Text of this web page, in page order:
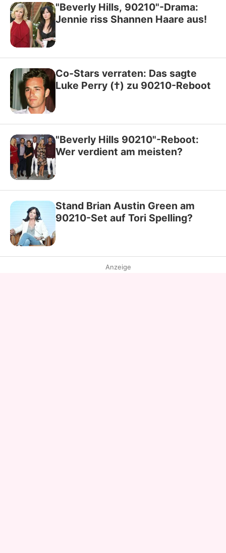
"Beverly Hills, 90210"-Drama:
Jennie riss Shannen Haare aus!
Co-Stars verraten: Das sagte
Luke Perry (†) zu 90210-Reboot
"Beverly Hills 90210"-Reboot:
Wer verdient am meisten?
Stand Brian Austin Green am
90210-Set auf Tori Spelling?
Anzeige